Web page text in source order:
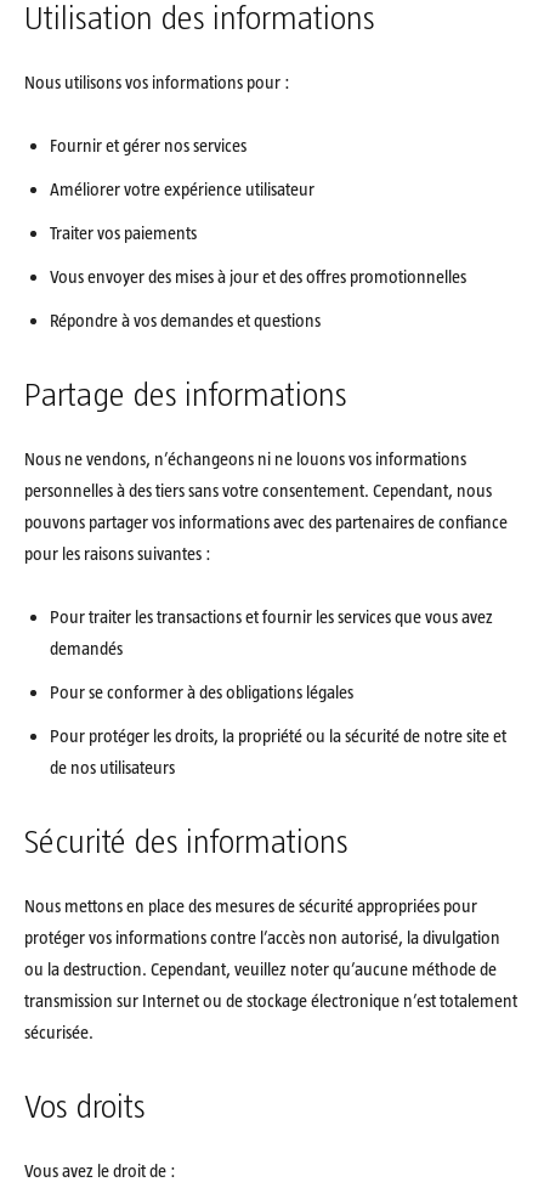
Utilisation des informations
Nous utilisons vos informations pour :
Fournir et gérer nos services
Améliorer votre expérience utilisateur
Traiter vos paiements
Vous envoyer des mises à jour et des offres promotionnelles
Répondre à vos demandes et questions
Partage des informations
Nous ne vendons, n’échangeons ni ne louons vos informations
personnelles à des tiers sans votre consentement. Cependant, nous
pouvons partager vos informations avec des partenaires de confiance
pour les raisons suivantes :
Pour traiter les transactions et fournir les services que vous avez
demandés
Pour se conformer à des obligations légales
Pour protéger les droits, la propriété ou la sécurité de notre site et
de nos utilisateurs
Sécurité des informations
Nous mettons en place des mesures de sécurité appropriées pour
protéger vos informations contre l’accès non autorisé, la divulgation
ou la destruction. Cependant, veuillez noter qu’aucune méthode de
transmission sur Internet ou de stockage électronique n’est totalement
sécurisée.
Vos droits
Vous avez le droit de :